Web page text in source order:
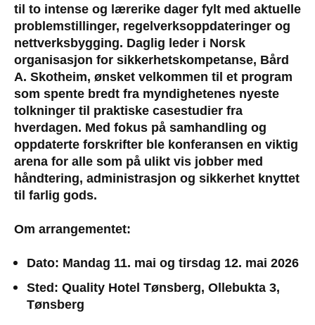
til to intense og lærerike dager fylt med aktuelle
problemstillinger, regelverksoppdateringer og
nettverksbygging. Daglig leder i Norsk
organisasjon for sikkerhetskompetanse, Bård
A. Skotheim, ønsket velkommen til et program
som spente bredt fra myndighetenes nyeste
tolkninger til praktiske casestudier fra
hverdagen. Med fokus på samhandling og
oppdaterte forskrifter ble konferansen en viktig
arena for alle som på ulikt vis jobber med
håndtering, administrasjon og sikkerhet knyttet
til farlig gods.
Om arrangementet:
Dato: Mandag 11. mai og tirsdag 12. mai 2026
Sted: Quality Hotel Tønsberg, Ollebukta 3,
Tønsberg